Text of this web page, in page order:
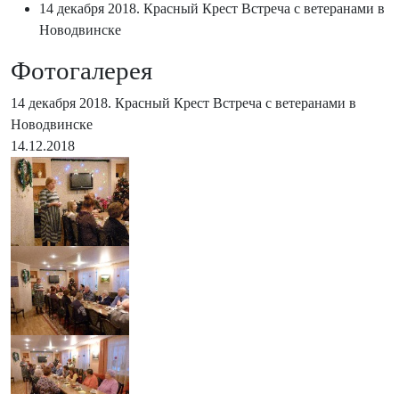
14 декабря 2018. Красный Крест Встреча с ветеранами в
Новодвинске
Фотогалерея
14 декабря 2018. Красный Крест Встреча с ветеранами в
Новодвинске
14.12.2018